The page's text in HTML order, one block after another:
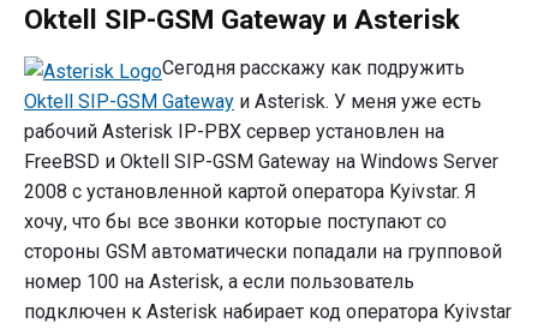
SIP-
Gateway
Asterisk"
Oktell SIP-GSM Gateway и Asterisk
Сегодня расскажу как подружить
Oktell SIP-GSM Gateway и Asterisk. У меня уже есть
рабочий Asterisk IP-PBX сервер установлен на
FreeBSD и Oktell SIP-GSM Gateway на Windows Server
2008 с установленной картой оператора Kyivstar. Я
хочу, что бы все звонки которые поступают со
стороны GSM автоматически попадали на групповой
номер 100 на Asterisk, а если пользователь
подключен к Asterisk набирает код оператора Kyivstar